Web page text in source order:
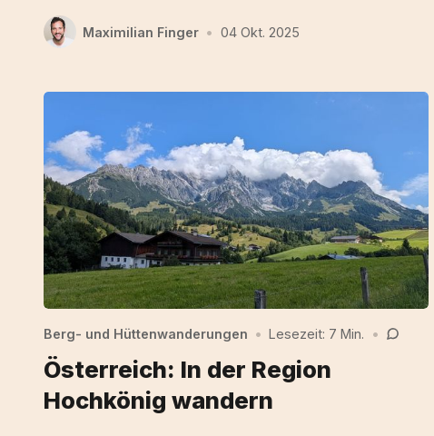
Maximilian Finger • 04 Okt. 2025
Berg- und Hüttenwanderungen • Lesezeit: 7 Min. •
Österreich: In der Region
Hochkönig wandern